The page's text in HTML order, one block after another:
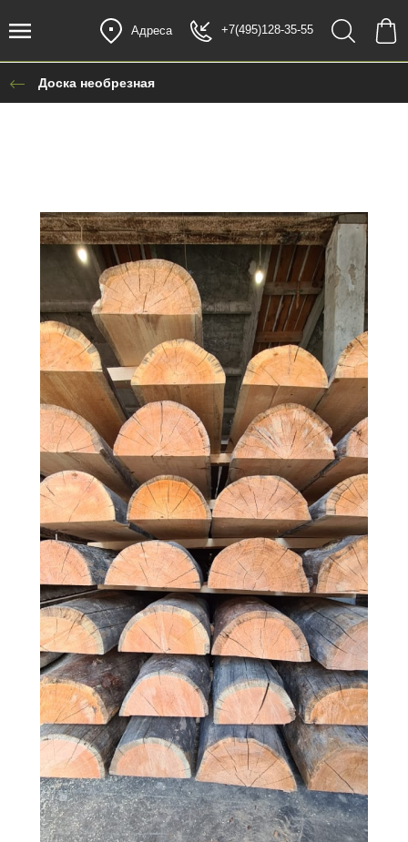
Адреса +7(495)128-35-55
Доска необрезная